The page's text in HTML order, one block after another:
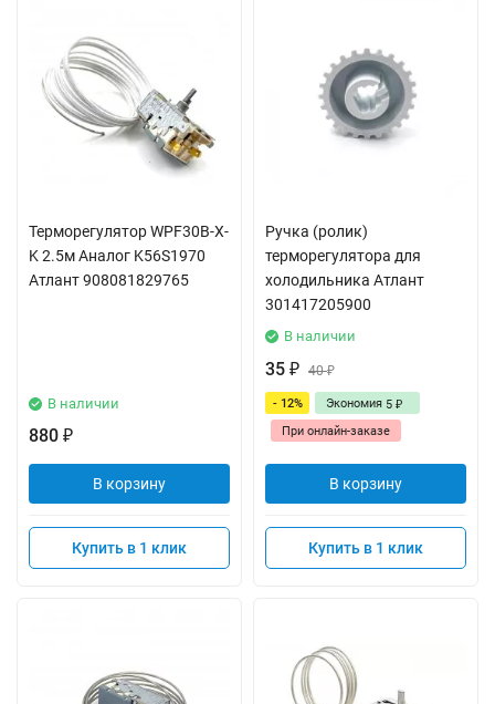
Терморегулятор WPF30B-X-
K 2.5м Аналог K56S1970
Атлант 908081829765
В наличии
880 ₽
В корзину
Купить в 1 клик
Ручка (ролик)
терморегулятора для
холодильника Атлант
301417205900
В наличии
35 ₽ 40₽
- 12% Экономия 5 ₽
При онлайн-заказе
В корзину
Купить в 1 клик